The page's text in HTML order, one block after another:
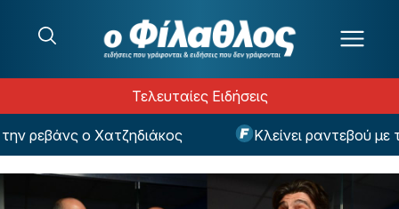
Τελευταίες Ειδήσεις
ο Χατζηδιάκος Κλείνει ραντεβού με τον